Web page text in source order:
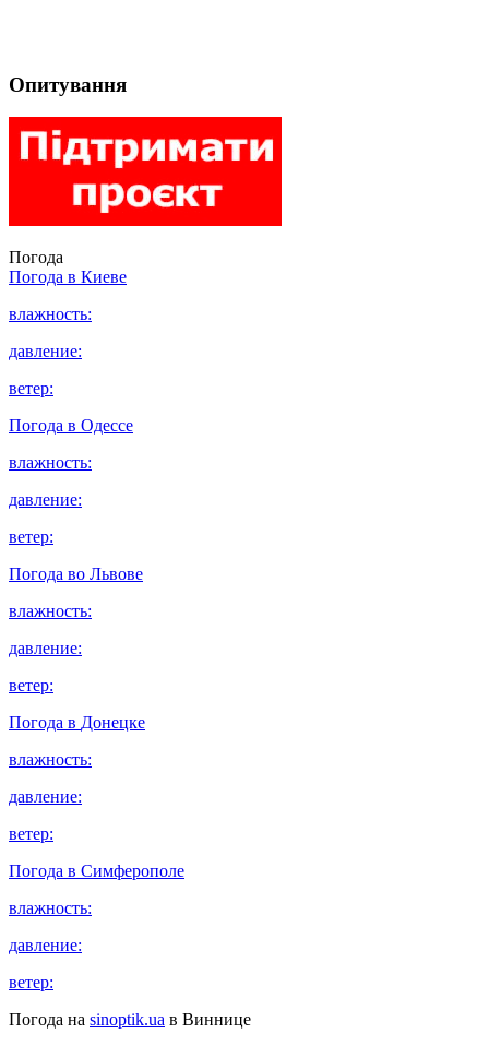
Опитування
Погода
Погода в Киеве
влажность:
давление:
ветер:
Погода в Одессе
влажность:
давление:
ветер:
Погода во Львове
влажность:
давление:
ветер:
Погода в Донецке
влажность:
давление:
ветер:
Погода в Симферополе
влажность:
давление:
ветер:
Погода на sinoptik.ua в Виннице